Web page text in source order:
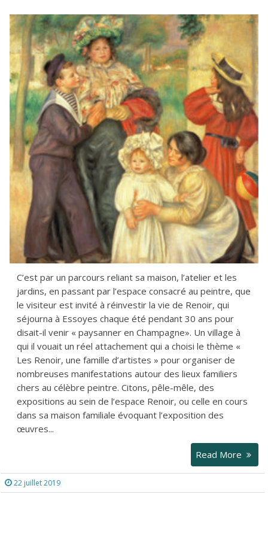
C’est par un parcours reliant sa maison, l’atelier et les
jardins, en passant par l’espace consacré au peintre, que
le visiteur est invité à réinvestir la vie de Renoir, qui
séjourna à Essoyes chaque été pendant 30 ans pour
disait-il venir « paysanner en Champagne». Un village à
qui il vouait un réel attachement qui a choisi le thème «
Les Renoir, une famille d’artistes » pour organiser de
nombreuses manifestations autour des lieux familiers
chers au célèbre peintre. Citons, pêle-mêle, des
expositions au sein de l’espace Renoir, ou celle en cours
dans sa maison familiale évoquant l’exposition des
œuvres...
Read More
22 juillet 2019